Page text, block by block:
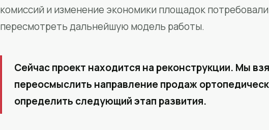
комиссий и изменение экономики площадок
пересмотреть дальнейшую модель работы.
Сейчас проект находится на реконструкции. Мы
переосмыслить направление продаж
определить следующий этап развития.